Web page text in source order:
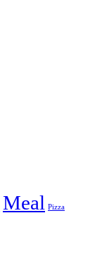
Meal Pizza